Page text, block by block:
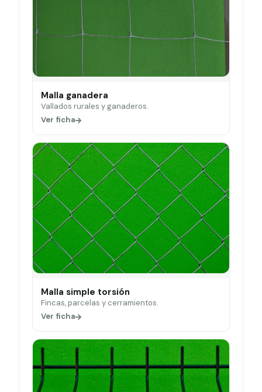
Malla ganadera
Vallados rurales y ganaderos.
Ver ficha
Malla simple torsión
Fincas, parcelas y cerramientos.
Ver ficha